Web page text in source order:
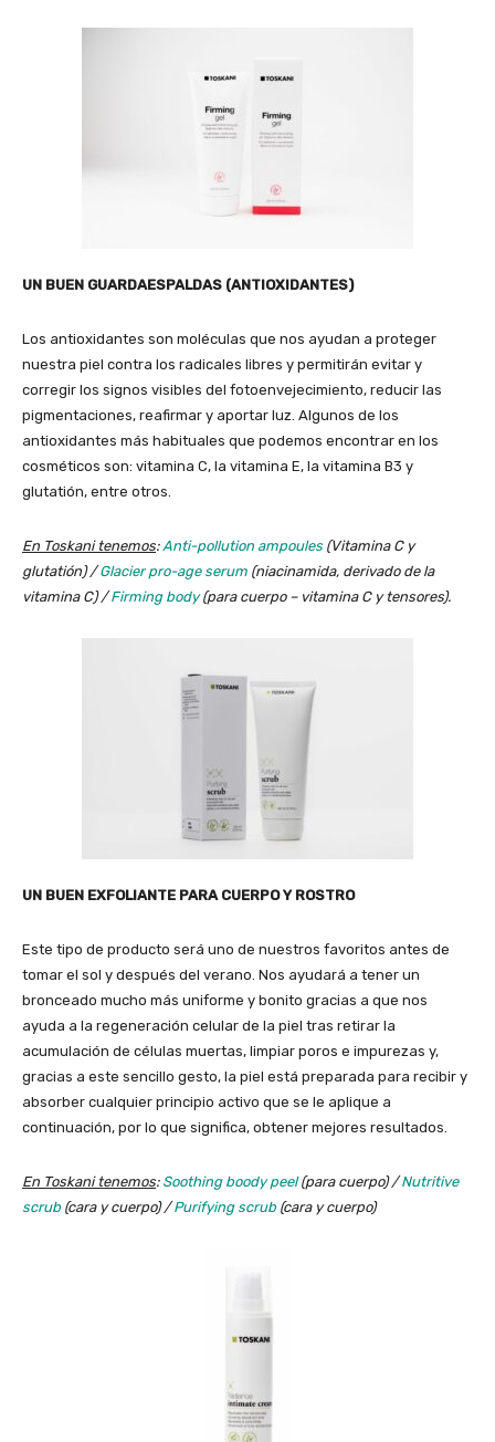
UN BUEN GUARDAESPALDAS (ANTIOXIDANTES)
Los antioxidantes son moléculas que nos ayudan a proteger
nuestra piel contra los radicales libres y permitirán evitar y
corregir los signos visibles del fotoenvejecimiento, reducir las
pigmentaciones, reafirmar y aportar luz. Algunos de los
antioxidantes más habituales que podemos encontrar en los
cosméticos son: vitamina C, la vitamina E, la vitamina B3 y
glutatión, entre otros.
En Toskani tenemos: Anti-pollution ampoules (Vitamina C y
glutatión) /Glacier pro-age serum (niacinamida, derivado de la
vitamina C) /Firming body(para cuerpo – vitamina C y tensores).
UN BUEN EXFOLIANTE PARA CUERPO Y ROSTRO
Este tipo de producto será uno de nuestros favoritos antes de
tomar el sol y después del verano. Nos ayudará a tener un
bronceado mucho más uniforme y bonito gracias a que nos
ayuda a la regeneración celular de la piel tras retirar la
acumulación de células muertas, limpiar poros e impurezas y,
gracias a este sencillo gesto, la piel está preparada para recibir y
absorber cualquier principio activo que se le aplique a
continuación, por lo que significa, obtener mejores resultados.
En Toskani tenemos: Soothing boody peel(para cuerpo) /Nutritive
scrub (cara y cuerpo) /Purifying scrub (cara y cuerpo)